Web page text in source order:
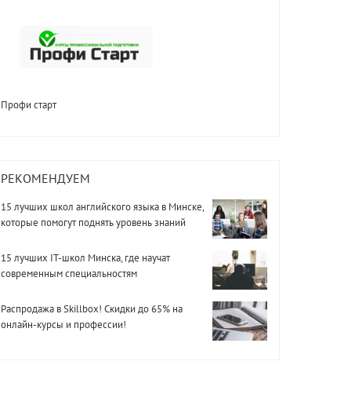
Профи старт
РЕКОМЕНДУЕМ
15 лучших школ английского языка в Минске,
которые помогут поднять уровень знаний
15 лучших IT-школ Минска, где научат
современным специальностям
Распродажа в Skillbox! Скидки до 65% на
онлайн-курсы и профессии!